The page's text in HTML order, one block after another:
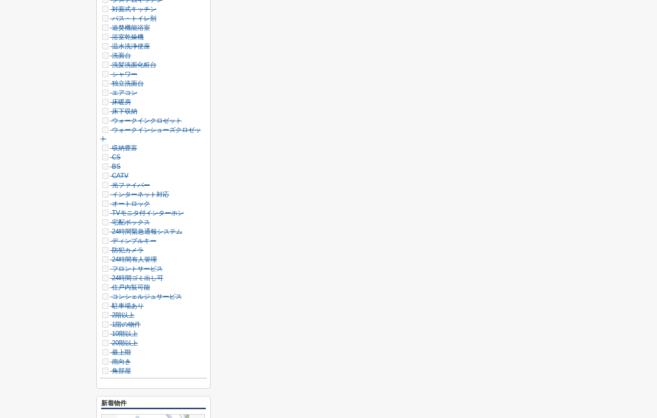
対面式キッチン
バス・トイレ別
追焚機能浴室
浴室乾燥機
温水洗浄便座
洗面台
洗髪洗面化粧台
シャワー
独立洗面台
エアコン
床暖房
床下収納
ウォークインクロゼット
ウォークインシューズクロゼッ
ト
収納豊富
CS
BS
CATV
光ファイバー
インターネット対応
オートロック
TVモニタ付インターホン
宅配ボックス
24時間緊急通報システム
ディンプルキー
防犯カメラ
24時間有人管理
フロントサービス
24時間ゴミ出し可
住戸内覧可能
コンシェルジュサービス
駐車場あり
2階以上
1階の物件
10階以上
20階以上
最上階
南向き
角部屋
新着物件